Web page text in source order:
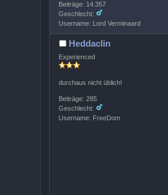
Beiträge: 14.357
Geschlecht:
Username: Lord Verminaard
Heddaclin
Experienced
durchaus nicht üblich!
Beiträge: 285
Geschlecht:
Username: FreeDom